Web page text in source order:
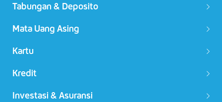
Tabungan & Deposito
Mata Uang Asing
Kartu
Kredit
Investasi & Asuransi